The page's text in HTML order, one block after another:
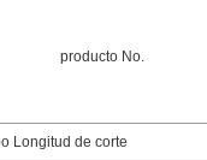
producto No.
Longitud de corte